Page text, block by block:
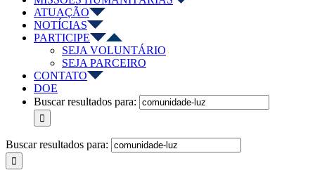
ATUAÇÃO
NOTÍCIAS
PARTICIPE
SEJA VOLUNTÁRIO
SEJA PARCEIRO
CONTATO
DOE
Buscar resultados para:
Buscar resultados para: